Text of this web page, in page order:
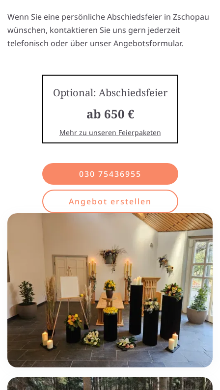
Wenn Sie eine persönliche Abschiedsfeier in Zschopau
wünschen, kontaktieren Sie uns gern jederzeit
telefonisch oder über unser Angebotsformular.
Optional: Abschiedsfeier
ab 650 €
Mehr zu unseren Feierpaketen
030 75436955
Angebot erstellen